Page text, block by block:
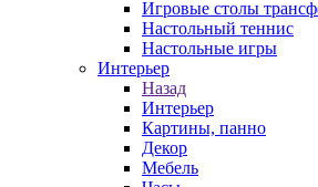
Игровые столы
Настольный теннис
Настольные игры
Интерьер
Назад
Интерьер
Картины, панно
Декор
Мебель